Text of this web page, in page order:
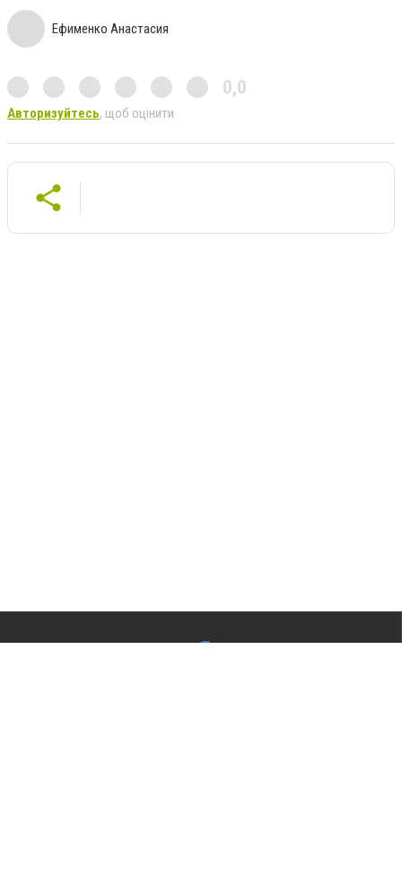
Ефименко Анастасия
0,0
Авторизуйтесь, щоб оцінити